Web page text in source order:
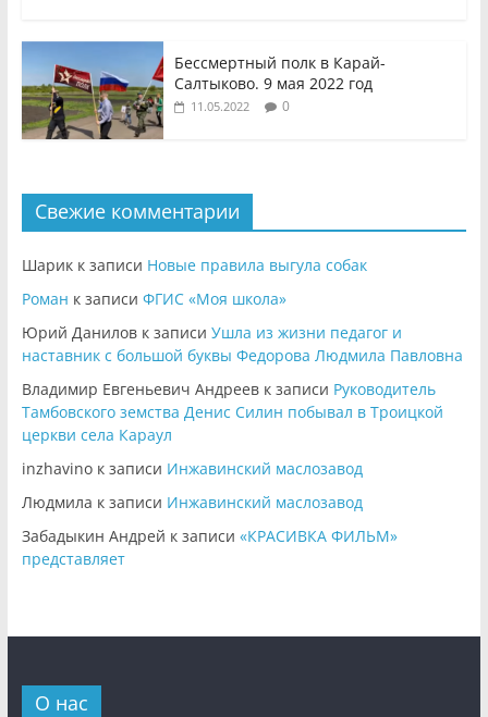
Бессмертный полк в Карай-
Салтыково. 9 мая 2022 год
11.05.2022 0
Свежие комментарии
Шарикк записи Новые правила выгула собак
Роман к записи ФГИС «Моя школа»
Юрий Даниловк записи Ушла из жизни педагог и
наставник с большой буквы Федорова Людмила Павловна
Владимир Евгеньевич Андреевк записи Руководитель
Тамбовского земства Денис Силин побывал в Троицкой
церкви села Караул
inzhavinoк записи Инжавинский маслозавод
Людмила к записи Инжавинский маслозавод
Забадыкин Андрей к записи «КРАСИВКА ФИЛЬМ»
представляет
О нас